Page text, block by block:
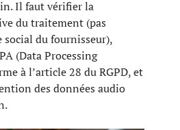
Il faut vérifier la
du traitement (pas
social du fournisseur),
(Data Processing
à l’article 28 du RGPD, et
des données audio